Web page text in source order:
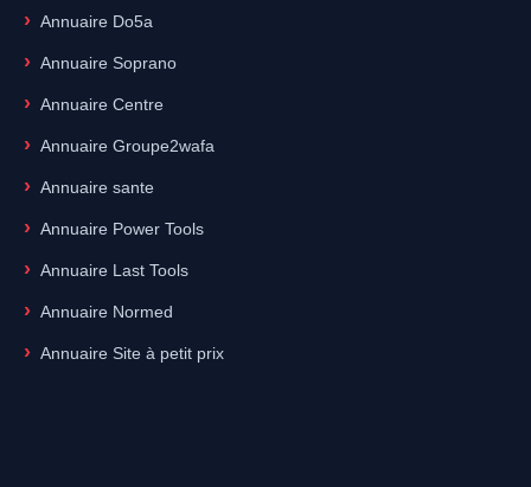
Annuaire Do5a
Annuaire Soprano
Annuaire Centre
Annuaire Groupe2wafa
Annuaire sante
Annuaire Power Tools
Annuaire Last Tools
Annuaire Normed
Annuaire Site à petit prix